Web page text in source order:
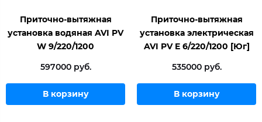
Приточно-вытяжная
установка водяная AVI PV
W 9/220/1200
597000 руб.
В корзину
Приточно-вытяжная
установка электрическая
AVI PV E 6/220/1200 [Юг]
535000 руб.
В корзину